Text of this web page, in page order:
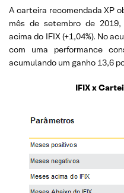
A carteira recomendada XP
mês de setembro de
acima do IFIX (+1,04%). No
com uma performance
acumulando um ganho 13,6
IFIX x